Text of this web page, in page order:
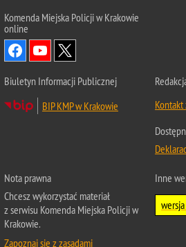
Komenda Miejska Policji w Krakowie
online
Biuletyn Informacji Publicznej
BIP KMP w Krakowie
Kontakt
Nota prawna
Chcesz wykorzystać materiał
z serwisu Komenda Miejska Policji w
Krakowie.
Zapoznaj się z zasadami
Inne